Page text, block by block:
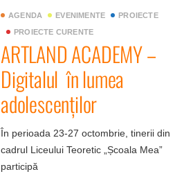
AGENDA EVENIMENTE
PROIECTE
PROIECTE CURENTE
ARTLAND ACADEMY –
Digitalul în lumea
adolescenților
În perioada 23-27 octombrie, tinerii din
cadrul Liceului Teoretic „Școala Mea”
participă